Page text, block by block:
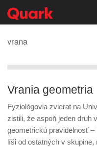
vrana
Vrania geometria
Fyziológovia zvierat na
zistili, že aspoň jeden druh
geometrickú pravidelnosť
líši od ostatných v